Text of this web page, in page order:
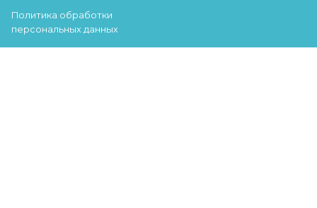
Политика обработки
персональных данных